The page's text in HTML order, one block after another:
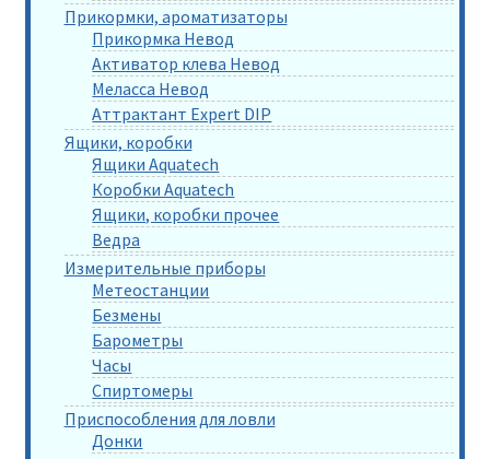
Прикормки, ароматизаторы
Прикормка Невод
Активатор клева Невод
Меласса Невод
Аттрактант Expert DIP
Ящики, коробки
Ящики Aquatech
Коробки Aquatech
Ящики, коробки прочее
Ведра
Измерительные приборы
Метеостанции
Безмены
Барометры
Часы
Спиртомеры
Приспособления для ловли
Донки